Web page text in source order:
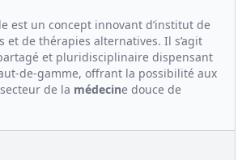
est un concept innovant d’institut de
et de thérapies alternatives. Il s’agit
et pluridisciplinaire dispensant
de-gamme, offrant la possibilité aux
de la médecine douce de